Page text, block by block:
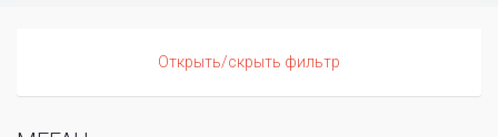
Открыть/скрыть фильтр